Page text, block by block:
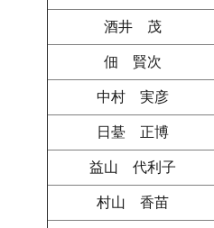
酒井 茂
佃 賢次
中村 実彦
日䑓 正博
益山 代利子
村山 香苗